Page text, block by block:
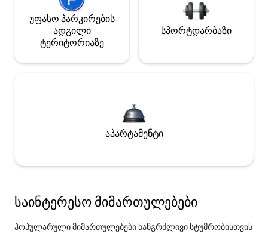
უფასო პარკირების
ადგილი
ტერიტორიაზე
სპორტდარბაზი
აპარტამენტი
საინტერესო მიმართულებები
პოპულარული მიმართულებები ხანგრძლივი სტუმრობისთვის